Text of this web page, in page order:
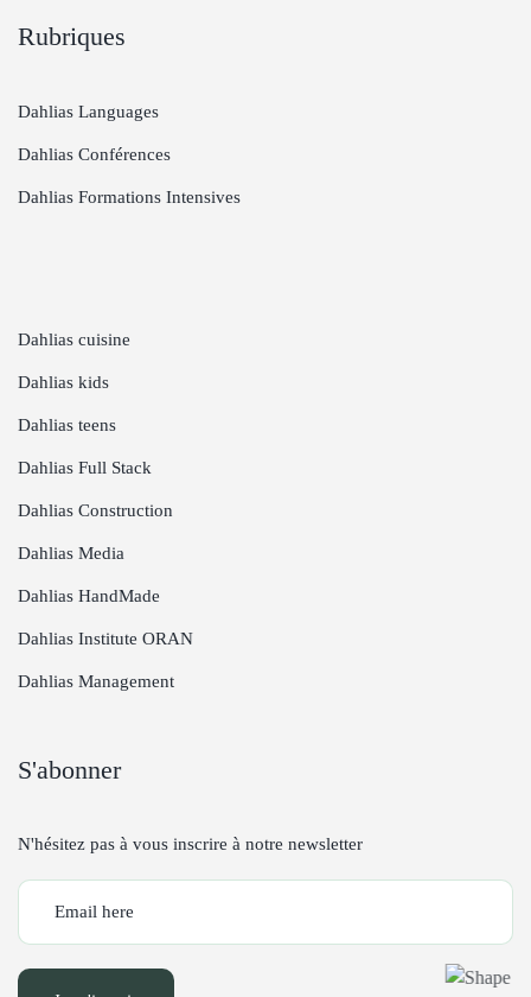
Rubriques
Dahlias Languages
Dahlias Conférences
Dahlias Formations Intensives
Dahlias cuisine
Dahlias kids
Dahlias teens
Dahlias Full Stack
Dahlias Construction
Dahlias Media
Dahlias HandMade
Dahlias Institute ORAN
Dahlias Management
S'abonner
N'hésitez pas à vous inscrire à notre newsletter